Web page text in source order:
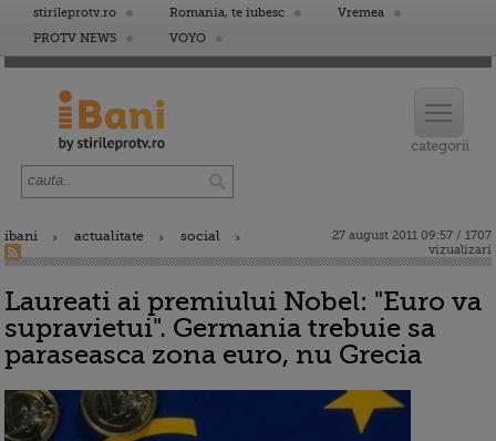
stirileprotv.ro Romania, te iubesc
Vremea
PROTV NEWS
VOYO
ibani actualitate social
27 august 2011 09:57 / 1707
vizualizari
Laureati ai premiului Nobel: "Euro va
supravietui". Germania trebuie sa
paraseasca zona euro, nu Grecia